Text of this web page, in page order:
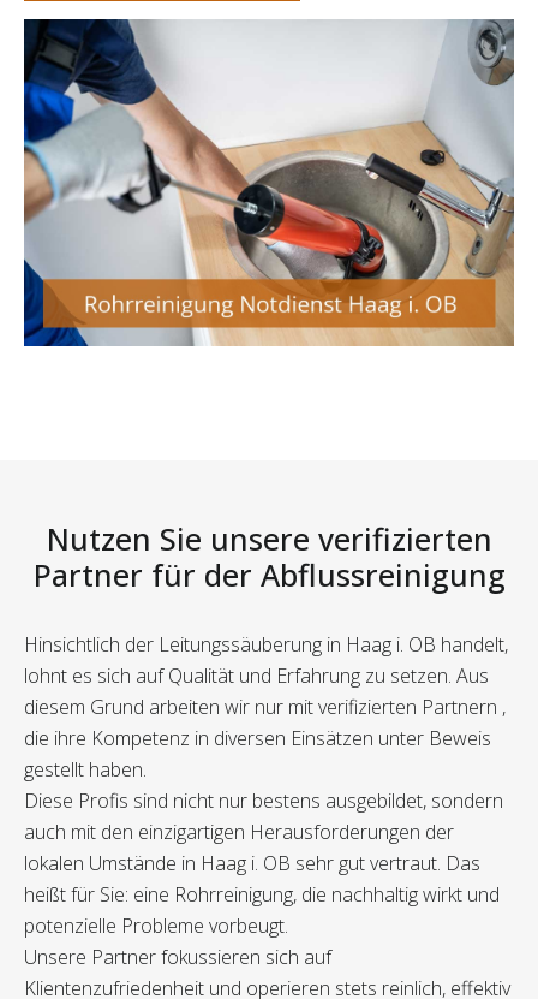
Nutzen Sie unsere verifizierten
Partner für der Abflussreinigung
Hinsichtlich der Leitungssäuberung in Haag i. OB handelt,
lohnt es sich auf Qualität und Erfahrung zu setzen. Aus
diesem Grund arbeiten wir nur mit verifizierten Partnern ,
die ihre Kompetenz in diversen Einsätzen unter Beweis
gestellt haben.
Diese Profis sind nicht nur bestens ausgebildet, sondern
auch mit den einzigartigen Herausforderungen der
lokalen Umstände in Haag i. OB sehr gut vertraut. Das
heißt für Sie: eine Rohrreinigung, die nachhaltig wirkt und
potenzielle Probleme vorbeugt.
Unsere Partner fokussieren sich auf
Klientenzufriedenheit und operieren stets reinlich, effektiv